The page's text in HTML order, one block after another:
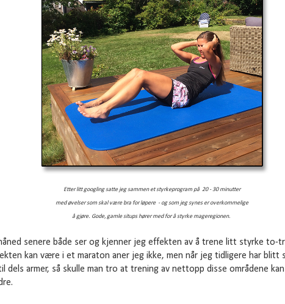
Etter litt googling satte jeg sammen et styrkeprogram på 20 - 30minutter
med øvelser som skal være bra for løpere - og som jeg synes er overkommelige
å gjøre. Gode, gamle situps hører med for å styrke mageregionen.
senere både ser og kjenner jeg effekten av å trene litt styrke to-
kan være i et maraton aner jeg ikke, men når jeg tidligere har blitt
dels armer, så skulle man tro at trening av nettopp disse områdene